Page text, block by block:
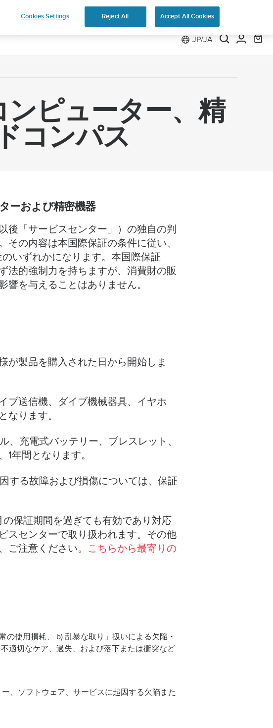
ます。|返品無料
JP/JA
ピューター、精
コンパス
ーおよび精密機器
以後「サービスセンター」）の独自の判
の内容は本国際保証の条件に従い、
いずれかになります。本国際保証
法的強制力を持ちますが、消費財の販
を与えることはありません。
が製品を購入された日から開始しま
ブ送信機、ダイブ機械器具、イヤホ
なります。
、充電式バッテリー、ブレスレット、
年間となります。
する故障および損傷については、保証
保証期間を過ぎても有効であり対応
スセンターで取り扱われます。その他
ご注意ください。
こちらから最寄りの
使用損耗、 b) 乱暴な取り」扱いによる欠陥・
適切なケア、過失、および落下または衝突など
、ソフトウェア、サービスに起因する欠陥また
Cookies Settings Reject All Accept All Cookies